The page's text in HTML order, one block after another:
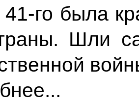
го была
Шли